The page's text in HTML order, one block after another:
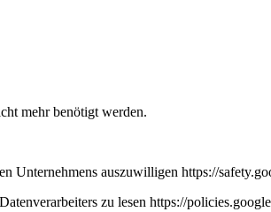
mehr benötigt werden.
Unternehmens auszuwilligen https://
zu lesen https://